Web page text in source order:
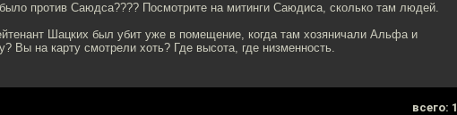
против Саюдса???? Посмотрите на митинги Саюдиса, сколько там людей.
Шацких был убит уже в помещение, когда там хозяничали Альфа и
Вы на карту смотрели хоть? Где высота, где низменность.
всего: 1